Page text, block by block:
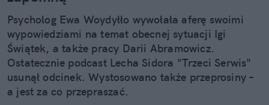
Psycholog Ewa Woydyłło wywołała aferę swoimi
wypowiedziami na temat obecnej sytuacji Igi
Świątek, a także pracy Darii Abramowicz.
Ostatecznie podcast Lecha Sidora "Trzeci Serwis"
usunął odcinek. Wystosowano także przeprosiny –
a jest za co przepraszać.